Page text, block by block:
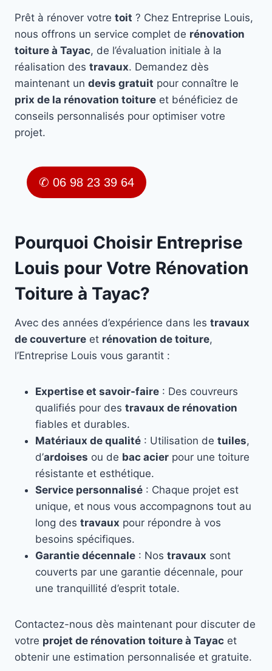
Prêt à rénover votre toit ? Chez Entreprise Louis,
nous offrons un service complet de rénovation
toiture à Tayac, de l’évaluation initiale à la
réalisation des travaux. Demandez dès
maintenant un devis gratuit pour connaître le
prix de la rénovation toiture et bénéficiez de
conseils personnalisés pour optimiser votre
projet.
✆ 06 98 23 39 64
Pourquoi Choisir Entreprise
Louis pour Votre Rénovation
Toiture à Tayac?
Avec des années d’expérience dans les travaux
de couverture et rénovation de toiture,
l’Entreprise Louis vous garantit :
Expertise et savoir-faire : Des couvreurs
qualifiés pour des travaux de rénovation
fiables et durables.
Matériaux de qualité : Utilisation de tuiles,
d’ardoises ou de bac acier pour une toiture
résistante et esthétique.
Service personnalisé : Chaque projet est
unique, et nous vous accompagnons tout au
long des travaux pour répondre à vos
besoins spécifiques.
Garantie décennale : Nos travaux sont
couverts par une garantie décennale, pour
une tranquillité d’esprit totale.
Contactez-nous dès maintenant pour discuter de
votre projet de rénovation toiture à Tayac et
obtenir une estimation personnalisée et gratuite.